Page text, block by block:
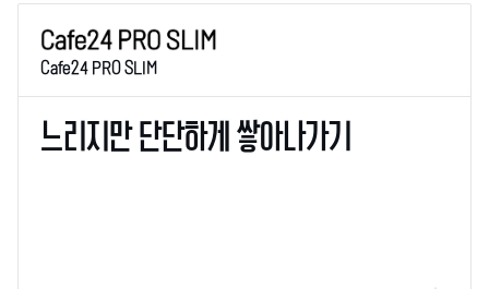
Cafe24 PRO SLIM